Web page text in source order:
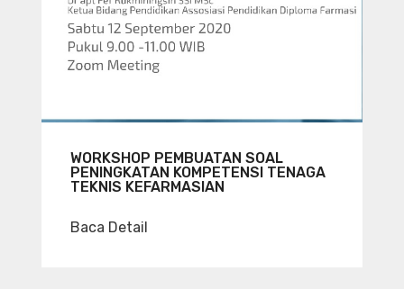
WORKSHOP PEMBUATAN SOAL
PENINGKATAN KOMPETENSI TENAGA
TEKNIS KEFARMASIAN
Baca Detail